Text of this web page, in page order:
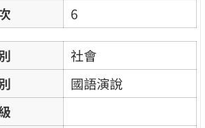
6
社會
國語演說